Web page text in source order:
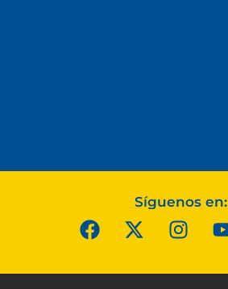
Síguenos en: